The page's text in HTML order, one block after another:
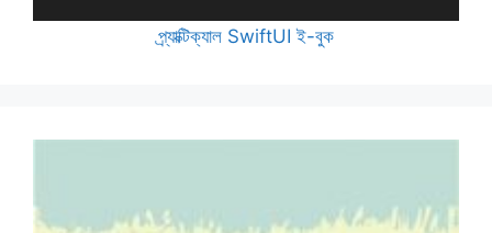
প্র্যাক্টিক্যাল SwiftUI ই-বুক